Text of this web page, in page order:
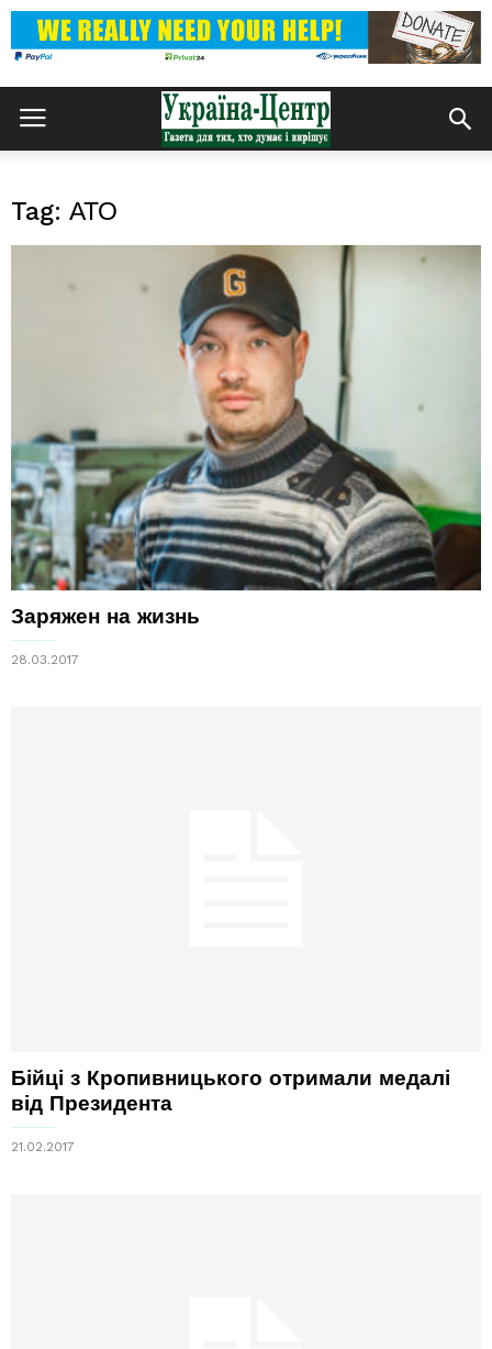
Tag: АТО
Заряжен на жизнь
28.03.2017
Бійці з Кропивницького отримали медалі
від Президента
21.02.2017